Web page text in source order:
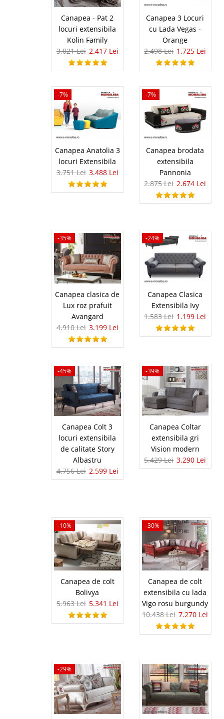
-35%
Birou
- masa de
Birouri tineret
cu usa, sertare si
White este un bi..
Bufet
Bufet Mobila
recomandata in
firma, acolo unde
microunde, sanvisuri
-46%
Camera
Dulap 3 usi
Camera fete cu dulap
LICHIDARE –
cautarea unei idei de
indiferent ca vorbim
-20%
Kolin
Canapele 2 Locuri
Kolin este o canapea
recomanda pentru
studentesti, birouri si
Canapea
Canapele ieftine de
case cu camere mici.
-16%
Canapea
Duru maro
Canapele extensibile
categoria de
moderna cu un
eficiente cu o oferta
-31% Canapea 3
Canapele 3 Locuri
Canapeaua
Canapea - Pat 2
locuri extensibila
Kolin Family
3.021 Lei 2.417 Lei
Canapea 3 Locuri
cu Lada Vegas -
Orange
2.498 Lei 1.725 Lei
-7%
Canapea Anatolia 3
locuri Extensibila
3.751 Lei 3.488 Lei
-7%
Canapea brodata
extensibila
Pannonia
2.875 Lei 2.674 Lei
-35%
Canapea clasica de
Lux roz prafuit
Avangard
4.910 Lei 3.199 Lei
-24%
Canapea Clasica
Extensibila Ivy
1.583 Lei 1.199 Lei
-45%
Canapea Colt 3
locuri extensibila
de calitate Story
Albastru
4.756 Lei 2.599 Lei
-39%
Canapea Coltar
extensibila gri
Vision modern
5.429 Lei 3.290 Lei
-10%
Canapea de colt
Bolivya
5.963 Lei 5.341 Lei
-30%
Canapea de colt
extensibila cu lada
Vigo rosu burgundy
10.438 Lei 7.270 Lei
-29%